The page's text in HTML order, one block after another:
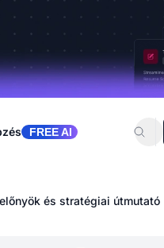
FREE AI
és stratégiai útmutató